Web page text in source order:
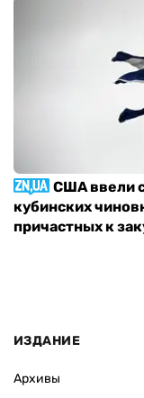
США ввели
кубинских
причастных к
ИЗДАНИЕ
Архивы